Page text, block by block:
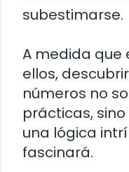
subestimarse.
A medida que
ellos,
números no
prácticas,
una lógica
fascinará.